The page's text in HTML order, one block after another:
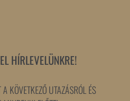
HÍRLEVELÜNKRE!
A KÖVETKEZŐ UTAZÁSRÓL ÉS